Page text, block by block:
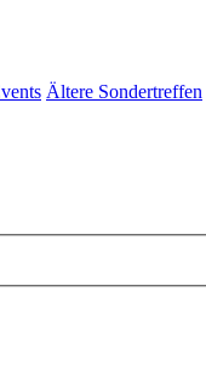
Ältere Sondertreffen